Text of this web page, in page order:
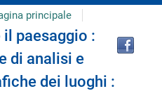
principale
il paesaggio :
di analisi e
dei luoghi :